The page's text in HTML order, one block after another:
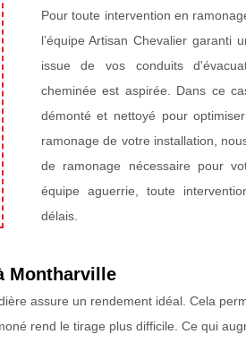
Pour toute intervention en
l’équipe Artisan Chevalier garanti
issue de vos conduits
cheminée est aspirée. Dans ce
démonté et nettoyé pour
ramonage de votre installation,
de ramonage nécessaire pour
équipe aguerrie, toute
délais.
Montharville
assure un rendement idéal. Cela
rend le tirage plus difficile. Ce qui